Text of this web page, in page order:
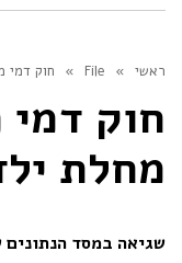
ראשי »
File
» חוק דמי
חוק
מחלת
שגיאה במסד הנתונים